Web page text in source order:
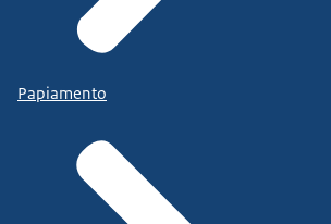
Papiamento